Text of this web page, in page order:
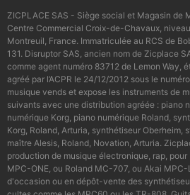
ZICPLACE SAS - Siège social et Magasin de
Centre Commercial Croix-de-Chavaux,
Montreuil, France. Immatriculée au RCS de
131. Disruptor SAS, ancien nom de Zicplace
comme agent numéro 83712 de Lemon Way,
agréé par l’ACPR le 24/12/2012 sous le
musique vends et expose les instruments de
suivants avec une distribution agréée : piano
numérique Korg, piano numérique Roland,
Korg, Roland, Arturia, synthétiseur Oberheim,
maître Alesis, Roland, Novation, Arturia.
production de musique électronique, rap,
MPC-ONE, ou Roland MC-707, ou Akai
d'occasion ou en dépôt-vente des